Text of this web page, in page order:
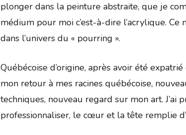
plonger dans la peinture abstraite, que je
médium pour moi c’est-à-dire l’acrylique.
dans l’univers du « pourring ».
Québécoise d’origine, après avoir été
mon retour à mes racines québécoise,
techniques, nouveau regard sur mon art.
professionnaliser, le cœur et la tête remplie